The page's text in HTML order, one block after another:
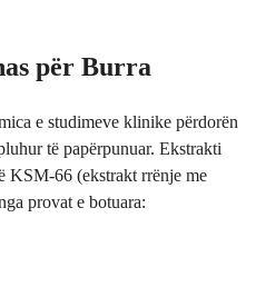
për Burra
e studimeve klinike përdorën
të papërpunuar. Ekstrakti
KSM-66 (ekstrakt rrënje me
provat e botuara: